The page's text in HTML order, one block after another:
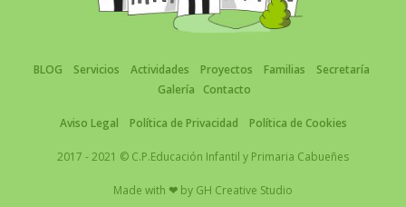
BLOG Servicios Actividades Proyectos Familias
Secretaría
Galería
Contacto
Aviso Legal Política de Privacidad Política de Cookies
2017 - 2021 © C.P.Educación Infantil y Primaria Cabueñes
Made with ❤ by GH Creative Studio